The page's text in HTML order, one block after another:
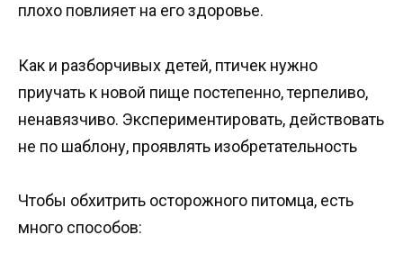
плохо повлияет на его здоровье.
Как и разборчивых детей, птичек нужно
приучать к новой пище постепенно, терпеливо,
ненавязчиво. Экспериментировать, действовать
не по шаблону, проявлять изобретательность
Чтобы обхитрить осторожного питомца, есть
много способов: